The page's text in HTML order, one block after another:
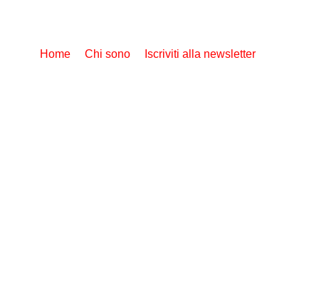
Home Chi sono Iscriviti alla newsletter